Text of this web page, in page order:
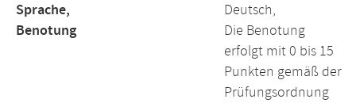
Sprache,
Benotung
Deutsch,
Die Benotung
erfolgt mit 0 bis 15
Punkten gemäß der
Prüfungsordnung